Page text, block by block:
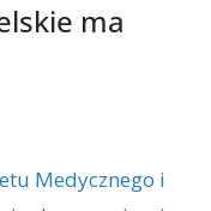
ma
Medycznego i